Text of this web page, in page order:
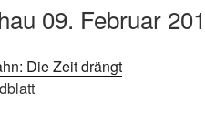
09. Februar
Die Zeit drängt